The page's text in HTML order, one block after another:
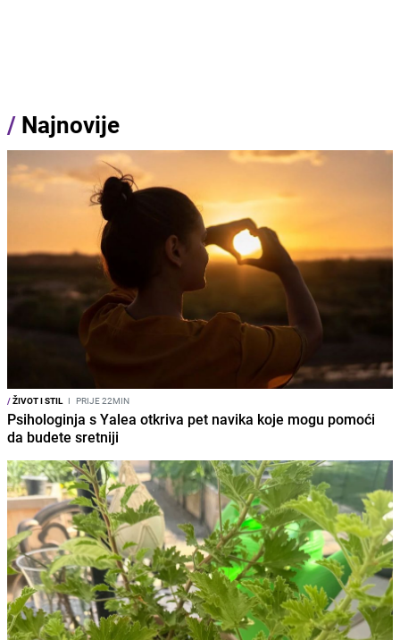
/ Najnovije
/ŽIVOT I STIL I PRIJE 22MIN
Psihologinja s Yalea otkriva pet navika koje mogu pomoći
da budete sretniji